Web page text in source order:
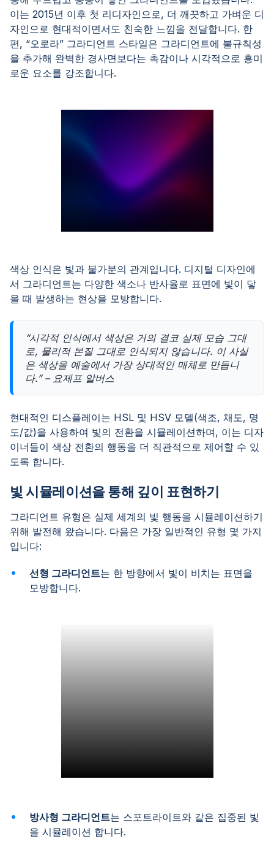
이는 2015년 이후 첫 리디자인으로, 더 깨끗하고 가벼운 디
자인으로 현대적이면서도 친숙한 느낌을 전달합니다. 한
편, “오로라” 그라디언트 스타일은 그라디언트에 불규칙성
을 추가해 완벽한 경사면보다는 촉감이나 시각적으로 흥미
로운 요소를 강조합니다.
색상 인식은 빛과 불가분의 관계입니다. 디지털 디자인에
서 그라디언트는 다양한 색소나 반사율로 표면에 빛이 닿
을 때 발생하는 현상을 모방합니다.
“시각적 인식에서 색상은 거의 결코 실제 모습 그대
로, 물리적 본질 그대로 인식되지 않습니다. 이 사실
은 색상을 예술에서 가장 상대적인 매체로 만듭니
다.” – 요제프 알버스
현대적인 디스플레이는 HSL 및 HSV 모델(색조, 채도, 명
도/값)을 사용하여 빛의 전환을 시뮬레이션하며, 이는 디자
이너들이 색상 전환의 행동을 더 직관적으로 제어할 수 있
도록 합니다.
빛 시뮬레이션을 통해 깊이 표현하기
그라디언트 유형은 실제 세계의 빛 행동을 시뮬레이션하기
위해 발전해 왔습니다. 다음은 가장 일반적인 유형 몇 가지
입니다:
선형 그라디언트는 한 방향에서 빛이 비치는 표면을
모방합니다.
방사형 그라디언트는 스포트라이트와 같은 집중된 빛
을 시뮬레이션 합니다.